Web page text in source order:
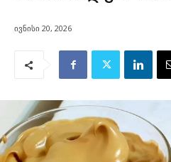
ივნისი 20, 2026